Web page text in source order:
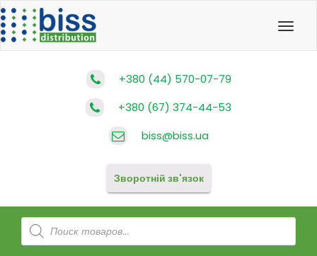
+380 (44) 570-07-79
+380 (67) 374-44-53
biss@biss.ua
Зворотній зв'язок
Products
search